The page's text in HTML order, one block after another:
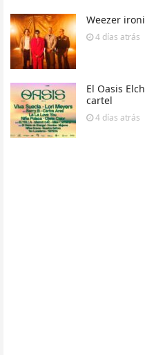
Weezer
4 días atrás
El Oasis
cartel
4 días atrás